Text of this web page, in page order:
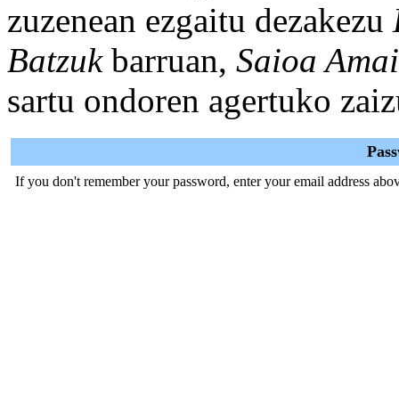
zuzenean ezgaitu dezakezu
Batzukbarruan, Saioa
sartu ondoren agertuko
If you don't remember your password, enter your email address